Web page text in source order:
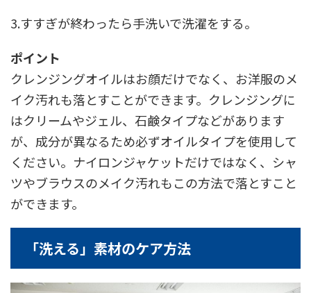
3.すすぎが終わったら手洗いで洗濯をする。
ポイント
クレンジングオイルはお顔だけでなく、お洋服のメ
イク汚れも落とすことができます。クレンジングに
はクリームやジェル、石鹸タイプなどがあります
が、成分が異なるため必ずオイルタイプを使用して
ください。ナイロンジャケットだけではなく、シャ
ツやブラウスのメイク汚れもこの方法で落とすこと
ができます。
「洗える」素材のケア方法